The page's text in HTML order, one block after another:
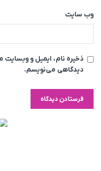
وب‌ سایت
ذخیره نام، ایمیل و وبسایت
دیدگاهی می‌نویسم.